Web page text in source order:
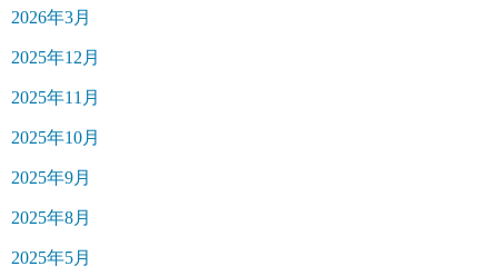
2026年3月
2025年12月
2025年11月
2025年10月
2025年9月
2025年8月
2025年5月